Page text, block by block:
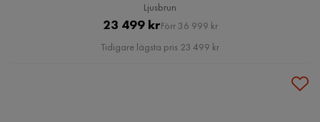
Ljusbrun
Pris
23 499 krOriginal
Pris
Förr 36 999 kr
Tidigare lägsta pris 23 499 kr